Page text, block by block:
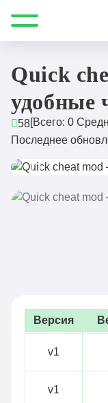
Все для Minecraft
Quick
удобные
58[Всего: 0
Последнее
Версия
v1
v1